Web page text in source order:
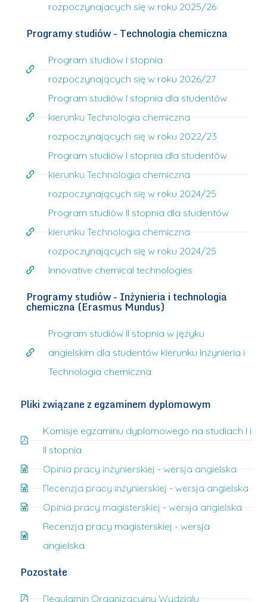
rozpoczynajacych się w roku 2025/26
Programy studiów - Technologia chemiczna
Program studiów I stopnia
rozpoczynających się w roku 2026/27
Program studiów I stopnia dla studentów
kierunku Technologia chemiczna
rozpoczynających się w roku 2022/23
Program studiów I stopnia dla studentów
kierunku Technologia chemiczna
rozpoczynających się w roku 2024/25
Program studiów II stopnia dla studentów
kierunku Technologia chemiczna
rozpoczynających się w roku 2024/25
Innovative chemical technologies
Programy studiów - Inżynieria i technologia
chemiczna (Erasmus Mundus)
Program studiów II stopnia w języku
angielskim dla studentów kierunku Inżynieria i
Technologia chemiczna
Pliki związane z egzaminem dyplomowym
Komisje egzaminu dyplomowego na studiach I i
II stopnia
Opinia pracy inżynierskiej - wersja angielska
Recenzja pracy inżynierskiej - wersja angielska
Opinia pracy magisterskiej - wersja angielska
Recenzja pracy magisterskiej - wersja
angielska
Pozostałe
Regulamin Organizacyjny Wydziału